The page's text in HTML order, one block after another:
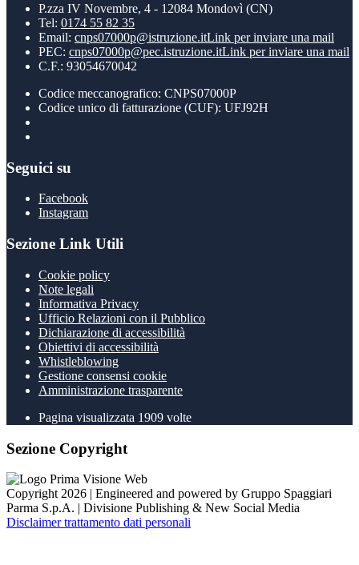
P.zza IV Novembre, 4 - 12084 Mondovì (CN)
Tel: 0174 55 82 35
Email: cnps07000p@istruzione.itLink per inviare una mail
PEC: cnps07000p@pec.istruzione.itLink per inviare una mail
C.F.: 93054670042
Codice meccanografico: CNPS07000P
Codice unico di fatturazione (CUF): UFJ92H
Seguici su
Facebook
Instagram
Sezione Link Utili
Cookie policy
Note legali
Informativa Privacy
Ufficio Relazioni con il Pubblico
Dichiarazione di accessibilità
Obiettivi di accessibilità
Whistleblowing
Gestione consensi cookie
Amministrazione trasparente
Pagina visualizzata 1909 volte
Sezione Copyright
Copyright 2026 | Engineered and powered by Gruppo Spaggiari
Parma S.p.A. | Divisione Publishing & New Social Media
Disclaimer trattamento dati personali